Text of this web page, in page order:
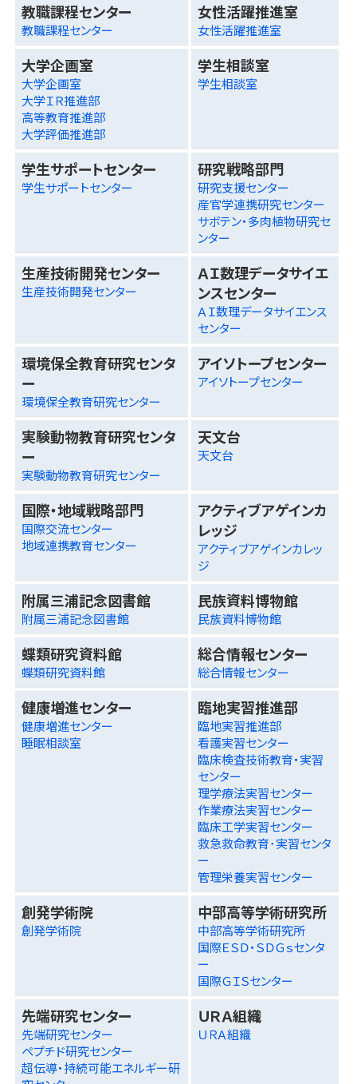
教職課程センター
教職課程センター
女性活躍推進室
女性活躍推進室
大学企画室
大学企画室
大学ＩＲ推進部
高等教育推進部
大学評価推進部
学生相談室
学生相談室
学生サポートセンター
学生サポートセンター
研究戦略部門
研究支援センター
産官学連携研究センター
サボテン・多肉植物研究セ
ンター
生産技術開発センター
生産技術開発センター
ＡＩ数理データサイエ
ンスセンター
ＡＩ数理データサイエンス
センター
環境保全教育研究センタ
ー
環境保全教育研究センター
アイソトープセンター
アイソトープセンター
実験動物教育研究センタ
ー
実験動物教育研究センター
天文台
天文台
国際・地域戦略部門
国際交流センター
地域連携教育センター
アクティブアゲインカ
レッジ
アクティブアゲインカレッ
ジ
附属三浦記念図書館
附属三浦記念図書館
民族資料博物館
民族資料博物館
蝶類研究資料館
蝶類研究資料館
総合情報センター
総合情報センター
健康増進センター
健康増進センター
睡眠相談室
臨地実習推進部
臨地実習推進部
看護実習センター
臨床検査技術教育・実習
センター
理学療法実習センター
作業療法実習センター
臨床工学実習センター
救急救命教育･実習センタ
ー
管理栄養実習センター
創発学術院
創発学術院
中部高等学術研究所
中部高等学術研究所
国際ＥＳＤ・ＳＤＧｓセンタ
ー
国際ＧＩＳセンター
先端研究センター
先端研究センター
ペプチド研究センター
超伝導・持続可能エネルギー研
ＵＲＡ組織
ＵＲＡ組織